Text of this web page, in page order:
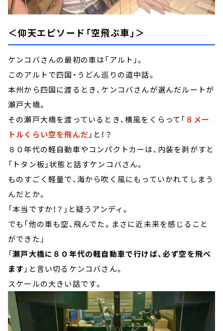
＜仰天エピソード「空飛ぶ車」＞
ケンコバさんの最初の車は「アルト」。
このアルトで四国・うどん巡りの道中話。
本州から四国に渡るとき、ケンコバさんが選んだルートが
瀬戸大橋。
その瀬戸大橋を渡っているとき、横風をくらって「 ８メー
トルくらい空を飛んだ 」と！？
８０年代の軽自動車やコンパクトカーは、内装を剥がすと
「トタン板」状態と話すケンコバさん。
ものすごく軽量で、海から吹く風にもっていかれてしまう
んだとか。
「本当ですか！？」と疑うアンディ。
でも「他の車も空、飛んでた。まさに近未来を感じること
ができた」
「瀬戸大橋に８０年代の軽自動車で行けば、必ず空を飛べ
ます 」と言い切るケンコバさん。
スケールの大きい話です。